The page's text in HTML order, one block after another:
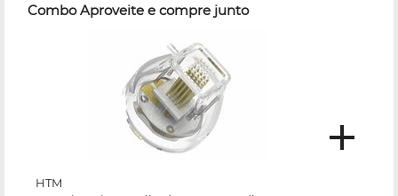
Combo Aproveite e compre junto
HTM